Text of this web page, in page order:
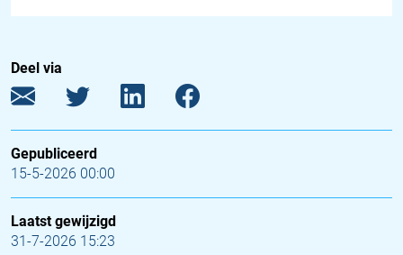
Deel via
Gepubliceerd
15-5-2026 00:00
Laatst gewijzigd
31-7-2026 15:23